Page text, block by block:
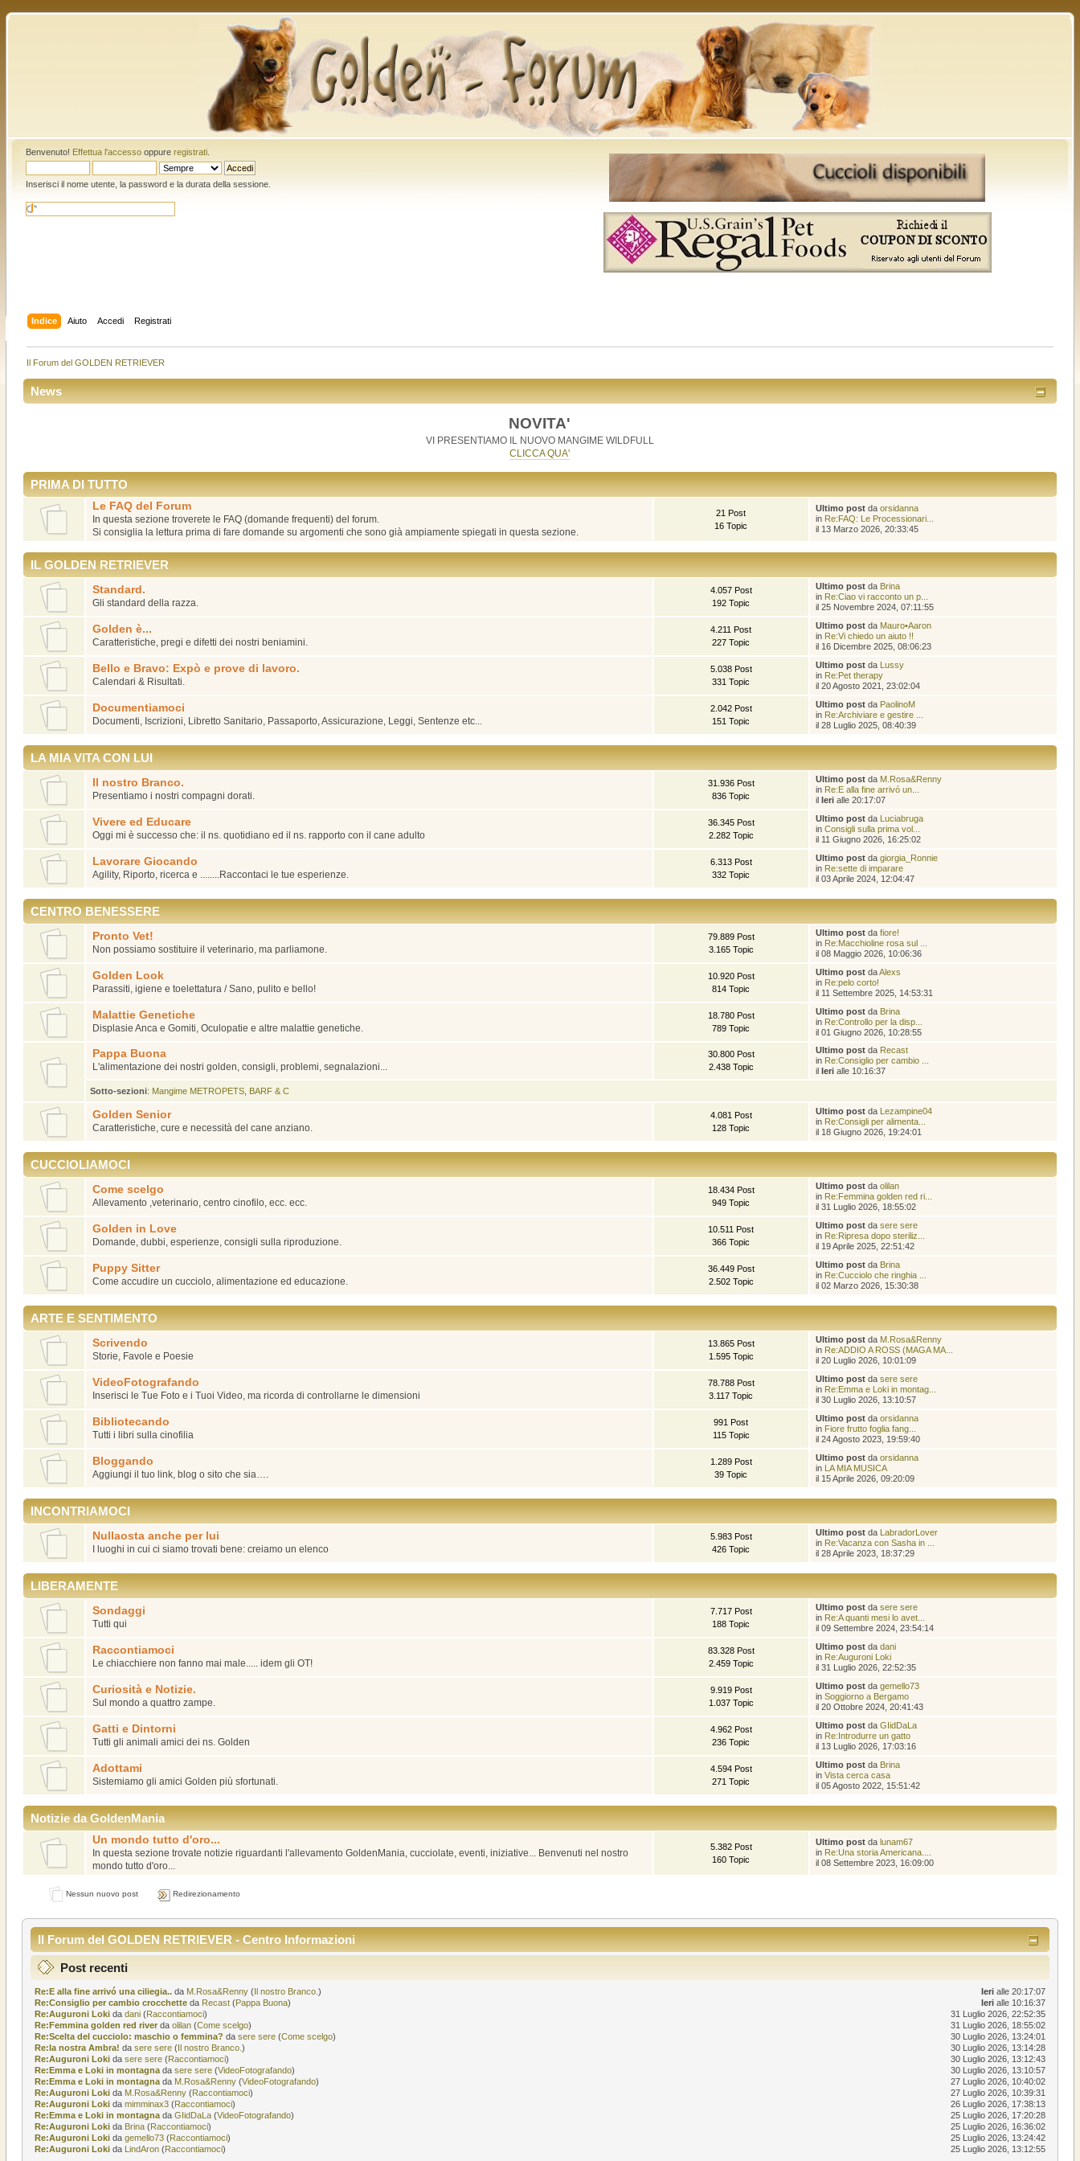
Benvenuto! Effettua l'accessooppure registrati.
Inserisci il nome utente, la password e la durata della sessione.
Indice Aiuto Accedi Registrati
Il Forum del GOLDEN RETRIEVER
News
NOVITA'
VI PRESENTIAMO IL NUOVO MANGIME WILDFULL
CLICCA QUA'
PRIMA DI TUTTO
Le FAQ del Forum
In questa sezione troverete le FAQ (domande frequenti) del forum.
Si consiglia la lettura prima di fare domande su argomenti che sono già ampiamente spiegati in questa sezione.
21 Post
16 Topic
Ultimo post daorsidanna
in Re:FAQ: Le Processionari...
il 13 Marzo 2026, 20:33:45
IL GOLDEN RETRIEVER
Standard.
Gli standard della razza.
4.057 Post
192 Topic
Ultimo post da Brina
in Re:Ciao vi racconto un p...
il 25 Novembre 2024, 07:11:55
Golden è...
Caratteristiche, pregi e difetti dei nostri beniamini.
4.211 Post
227 Topic
Ultimo post da Mauro•Aaron
in Re:Vi chiedo un aiuto !!
il 16 Dicembre 2025, 08:06:23
Bello e Bravo: Expò e prove di lavoro.
Calendari & Risultati.
5.038 Post
331 Topic
Ultimo post da Lussy
in Re:Pet therapy
il 20 Agosto 2021, 23:02:04
Documentiamoci
Documenti, Iscrizioni, Libretto Sanitario, Passaporto, Assicurazione, Leggi, Sentenze etc...
2.042 Post
151 Topic
Ultimo post da PaolinoM
in Re:Archiviare e gestire ...
il 28 Luglio 2025, 08:40:39
LA MIA VITA CON LUI
Il nostro Branco.
Presentiamo i nostri compagni dorati.
31.936 Post
836 Topic
Ultimo post da M.Rosa&Renny
in Re:E alla fine arrivó un...
ilIeri alle 20:17:07
Vivere ed Educare
Oggi mi è successo che: il ns. quotidiano ed il ns. rapporto con il cane adulto
36.345 Post
2.282 Topic
Ultimo post da Luciabruga
inConsigli sulla prima vol...
il 11 Giugno 2026, 16:25:02
Lavorare Giocando
Agility, Riporto, ricerca e ........Raccontaci le tue esperienze.
6.313 Post
332 Topic
Ultimo post dagiorgia_Ronnie
in Re:sette di imparare
il 03 Aprile 2024, 12:04:47
CENTRO BENESSERE
Pronto Vet!
Non possiamo sostituire il veterinario, ma parliamone.
79.889 Post
3.165 Topic
Ultimo post dafiore!
in Re:Macchioline rosa sul ...
il 08 Maggio 2026, 10:06:36
Golden Look
Parassiti, igiene e toelettatura / Sano, pulito e bello!
10.920 Post
814 Topic
Ultimo post daAlexs
in Re:pelo corto!
il 11 Settembre 2025, 14:53:31
Malattie Genetiche
Displasie Anca e Gomiti, Oculopatie e altre malattie genetiche.
18.780 Post
789 Topic
Ultimo post da Brina
in Re:Controllo per la disp...
il 01 Giugno 2026, 10:28:55
Pappa Buona
L'alimentazione dei nostri golden, consigli, problemi, segnalazioni...
30.800 Post
2.438 Topic
Ultimo post da Recast
in Re:Consiglio per cambio ...
ilIeri alle 10:16:37
Sotto-sezioni: Mangime METROPETS, BARF & C
Golden Senior
Caratteristiche, cure e necessità del cane anziano.
4.081 Post
128 Topic
Ultimo post da Lezampine04
in Re:Consigli per alimenta...
il 18 Giugno 2026, 19:24:01
CUCCIOLIAMOCI
Come scelgo
Allevamento ,veterinario, centro cinofilo, ecc. ecc.
18.434 Post
949 Topic
Ultimo post daolilan
in Re:Femmina golden red ri...
il 31 Luglio 2026, 18:55:02
Golden in Love
Domande, dubbi, esperienze, consigli sulla riproduzione.
10.511 Post
366 Topic
Ultimo post dasere sere
in Re:Ripresa dopo steriliz...
il 19 Aprile 2025, 22:51:42
Puppy Sitter
Come accudire un cucciolo, alimentazione ed educazione.
36.449 Post
2.502 Topic
Ultimo post da Brina
in Re:Cucciolo che ringhia ...
il 02 Marzo 2026, 15:30:38
ARTE E SENTIMENTO
Scrivendo
Storie, Favole e Poesie
13.865 Post
1.595 Topic
Ultimo post da M.Rosa&Renny
in Re:ADDIO A ROSS (MAGA MA...
il 20 Luglio 2026, 10:01:09
VideoFotografando
Inserisci le Tue Foto e i Tuoi Video, ma ricorda di controllarne le dimensioni
78.788 Post
3.117 Topic
Ultimo post dasere sere
in Re:Emma e Loki in montag...
il 30 Luglio 2026, 13:10:57
Bibliotecando
Tutti i libri sulla cinofilia
991 Post
115 Topic
Ultimo post daorsidanna
in Fiore frutto foglia fang...
il 24 Agosto 2023, 19:59:40
Bloggando
Aggiungi il tuo link, blog o sito che sia….
1.289 Post
39 Topic
Ultimo post daorsidanna
in LA MIA MUSICA
il 15 Aprile 2026, 09:20:09
INCONTRIAMOCI
Nullaosta anche per lui
I luoghi in cui ci siamo trovati bene: creiamo un elenco
5.983 Post
426 Topic
Ultimo post da LabradorLover
in Re:Vacanza con Sasha in ...
il 28 Aprile 2023, 18:37:29
LIBERAMENTE
Sondaggi
Tutti qui
7.717 Post
188 Topic
Ultimo post dasere sere
in Re:A quanti mesi lo avet...
il 09 Settembre 2024, 23:54:14
Raccontiamoci
Le chiacchiere non fanno mai male..... idem gli OT!
83.328 Post
2.459 Topic
Ultimo post dadani
in Re:Auguroni Loki
il 31 Luglio 2026, 22:52:35
Curiosità e Notizie.
Sul mondo a quattro zampe.
9.919 Post
1.037 Topic
Ultimo post dagemello73
inSoggiorno a Bergamo
il 20 Ottobre 2024, 20:41:43
Gatti e Dintorni
Tutti gli animali amici dei ns. Golden
4.962 Post
236 Topic
Ultimo post daGIidDaLa
in Re:Introdurre un gatto
il 13 Luglio 2026, 17:03:16
Adottami
Sistemiamo gli amici Golden più sfortunati.
4.594 Post
271 Topic
Ultimo post da Brina
inVista cerca casa
il 05 Agosto 2022, 15:51:42
Notizie da GoldenMania
Un mondo tutto d'oro...
In questa sezione trovate notizie riguardanti l'allevamento GoldenMania, cucciolate, eventi, iniziative... Benvenuti nel nostro
mondo tutto d'oro...
5.382 Post
160 Topic
Ultimo post dalunam67
in Re:Una storia Americana....
il 08 Settembre 2023, 16:09:00
Nessun nuovo post Redirezionamento
Il Forum del GOLDEN RETRIEVER - Centro Informazioni
Post recenti
Re:E alla fine arrivó una ciliegia.. da M.Rosa&Renny (Il nostro Branco.) Ierialle 20:17:07
Re:Consiglio per cambio crocchetteda Recast (Pappa Buona) Ierialle 10:16:37
Re:Auguroni Loki dadani (Raccontiamoci)
31 Luglio 2026, 22:52:35
Re:Femmina golden red riverdaolilan (Come scelgo)
31 Luglio 2026, 18:55:02
Re:Scelta del cucciolo: maschio o femmina? dasere sere (Come scelgo)
30 Luglio 2026, 13:24:01
Re:la nostra Ambra! dasere sere (Il nostro Branco.)
30 Luglio 2026, 13:14:28
Re:Auguroni Loki dasere sere (Raccontiamoci)
30 Luglio 2026, 13:12:43
Re:Emma e Loki in montagnadasere sere (VideoFotografando)
30 Luglio 2026, 13:10:57
Re:Emma e Loki in montagnada M.Rosa&Renny (VideoFotografando)
27 Luglio 2026, 10:40:02
Re:Auguroni Loki da M.Rosa&Renny (Raccontiamoci)
27 Luglio 2026, 10:39:31
Re:Auguroni Loki damimminax3 (Raccontiamoci)
26 Luglio 2026, 17:38:13
Re:Emma e Loki in montagnadaGIidDaLa (VideoFotografando)
25 Luglio 2026, 17:20:28
Re:Auguroni Loki da Brina (Raccontiamoci)
25 Luglio 2026, 16:36:02
Re:Auguroni Loki dagemello73 (Raccontiamoci)
25 Luglio 2026, 13:24:42
Re:Auguroni Loki da LindAron (Raccontiamoci) 25 Luglio 2026, 13:12:55